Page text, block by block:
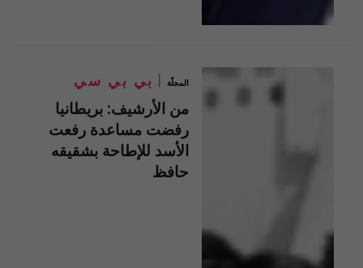
المجلّة بي بي سي
من الأرشيف: بريطانيا
رفضت مساعدة رفعت
الأسد للإطاحة بشقيقه
حافظ